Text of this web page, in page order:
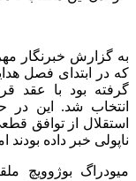
به گزارش خبرنگار
که در ابتدای فصل
گرفته بود با عقد
انتخاب شد. این در
استقلال از توافق
ناپولی خبر داده بودند